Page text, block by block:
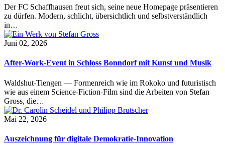
Der FC Schaffhausen freut sich, seine neue Homepage präsentieren
zu dürfen. Modern, schlicht, übersichtlich und selbstverständlich
in…
Juni 02, 2026
After-Work-Event in Schloss Bonndorf mit Kunst und Musik
Waldshut-Tiengen — Formenreich wie im Rokoko und futuristisch
wie aus einem Science-Fiction-Film sind die Arbeiten von Stefan
Gross, die…
Mai 22, 2026
Auszeichnung für digitale Demokratie-Innovation